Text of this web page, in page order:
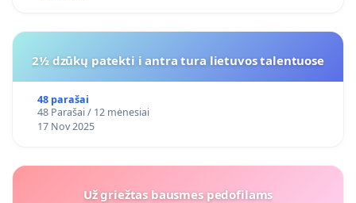
2½ dzūkų patekti i antra tura lietuvos talentuose
48 parašai
48 Parašai / 12 mėnesiai
17 Nov 2025
Už griežtas bausmes pedofilams